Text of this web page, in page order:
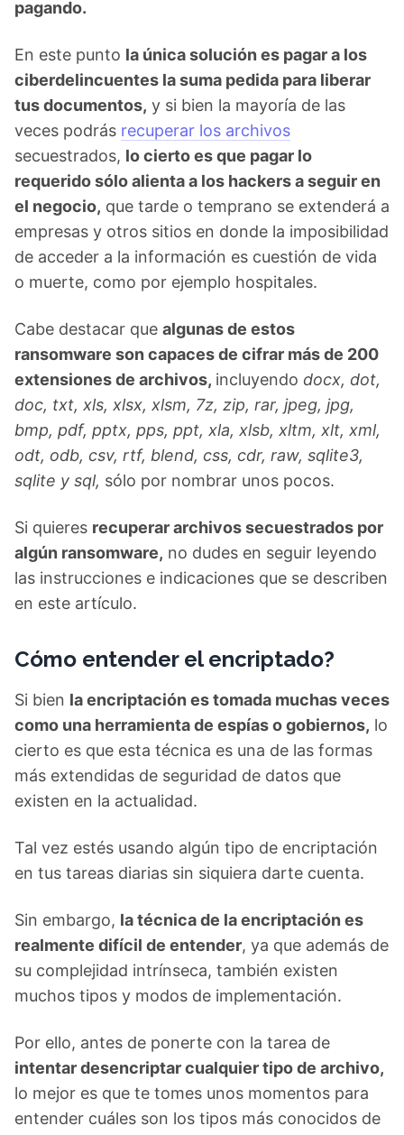
pagando.
En este punto la única solución es pagar a los
ciberdelincuentes la suma pedida para liberar
tus documentos, y si bien la mayoría de las
veces podrás recuperar los archivos
secuestrados, lo cierto es que pagar lo
requerido sólo alienta a los hackers a seguir en
el negocio, que tarde o temprano se extenderá a
empresas y otros sitios en donde la imposibilidad
de acceder a la información es cuestión de vida
o muerte, como por ejemplo hospitales.
Cabe destacar que algunas de estos
ransomware son capaces de cifrar más de 200
extensiones de archivos, incluyendo docx, dot,
doc, txt, xls, xlsx, xlsm, 7z, zip, rar, jpeg, jpg,
bmp, pdf, pptx, pps, ppt, xla, xlsb, xltm, xlt, xml,
odt, odb, csv, rtf, blend, css, cdr, raw, sqlite3,
sqlite y sql, sólo por nombrar unos pocos.
Si quieres recuperar archivos secuestrados por
algún ransomware, no dudes en seguir leyendo
las instrucciones e indicaciones que se describen
en este artículo.
Cómo entender el encriptado?
Si bien la encriptación es tomada muchas veces
como una herramienta de espías o gobiernos, lo
cierto es que esta técnica es una de las formas
más extendidas de seguridad de datos que
existen en la actualidad.
Tal vez estés usando algún tipo de encriptación
en tus tareas diarias sin siquiera darte cuenta.
Sin embargo, la técnica de la encriptación es
realmente difícil de entender, ya que además de
su complejidad intrínseca, también existen
muchos tipos y modos de implementación.
Por ello, antes de ponerte con la tarea de
intentar desencriptar cualquier tipo de archivo,
lo mejor es que te tomes unos momentos para
entender cuáles son los tipos más conocidos de